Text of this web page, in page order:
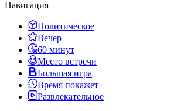
Навигация
Политическое
Вечер
60 минут
Место встречи
Большая игра
Время покажет
Развлекательное